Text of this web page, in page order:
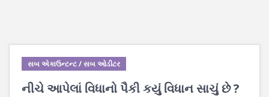
સબ એકાઉન્ટન્ટ / સબ ઓડીટર
નીચે આપેલાં વિધાનો પૈકી કયું વિધાન સાચું છે ?